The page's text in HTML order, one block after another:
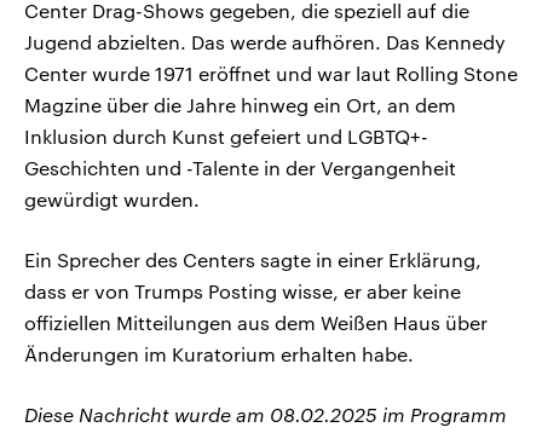
Center Drag-Shows gegeben, die speziell auf die
Jugend abzielten. Das werde aufhören. Das Kennedy
Center wurde 1971 eröffnet und war laut Rolling Stone
Magzine über die Jahre hinweg ein Ort, an dem
Inklusion durch Kunst gefeiert und LGBTQ+-
Geschichten und -Talente in der Vergangenheit
gewürdigt wurden.
Ein Sprecher des Centers sagte in einer Erklärung,
dass er von Trumps Posting wisse, er aber keine
offiziellen Mitteilungen aus dem Weißen Haus über
Änderungen im Kuratorium erhalten habe.
Diese Nachricht wurde am 08.02.2025 im Programm